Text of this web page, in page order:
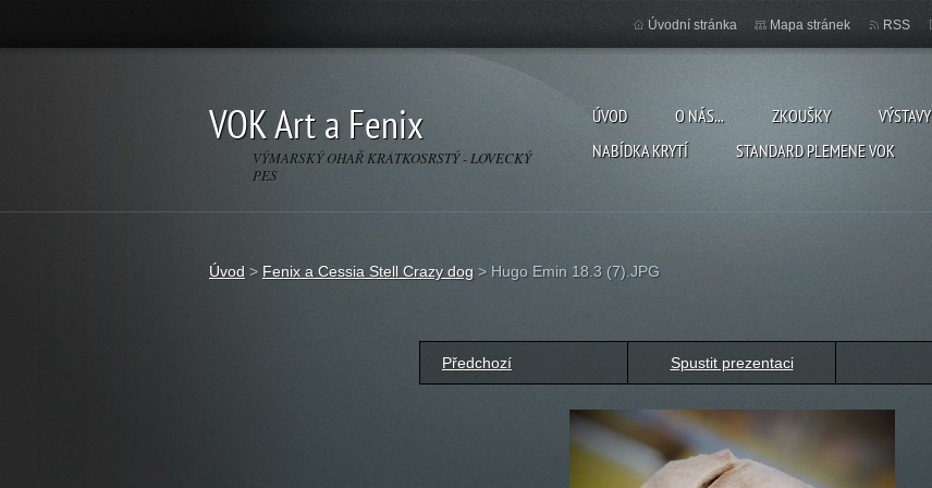
VOK Art a Fenix
VÝMARSKÝ OHAŘ KRÁTKOSRSTÝ - LOVECKÝ
PES
ÚVOD O NÁS... ZKOUŠKY VÝSTAVY
NABÍDKA KRYTÍ
STANDARD PLEMENE VOK
Úvodní stránka Mapa stránek RSS
Úvod > Fenix a Cessia Stell Crazy dog > Hugo Emin 18.3 (7).JPG
Předchozí Spustit prezentaci